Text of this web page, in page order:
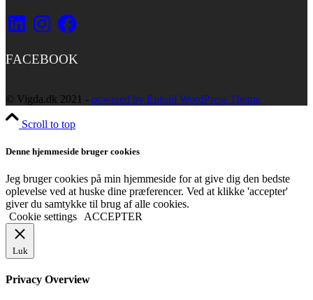
LinkedInInstagramFacebook
FACEBOOK
© Vigda.dk 2021 - powered by Enfold WordPress Theme
Scroll to top
Denne hjemmeside bruger cookies
Jeg bruger cookies på min hjemmeside for at give dig den bedste
oplevelse ved at huske dine præferencer. Ved at klikke 'accepter'
giver du samtykke til brug af alle cookies.
Cookie settings
ACCEPTER
Luk
Privacy Overview